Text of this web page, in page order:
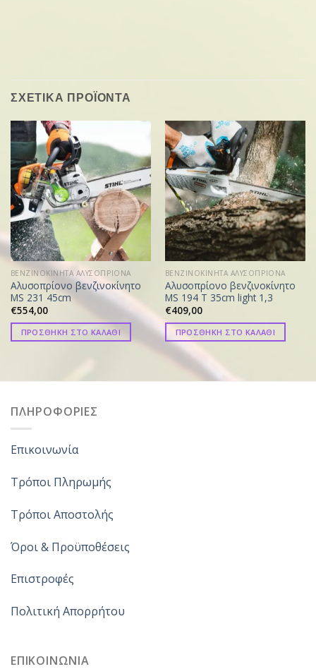
ΣΧΕΤΙΚΑ ΠΡΟΪΟΝΤΑ
ΒΕΝΖΙΝΟΚΙΝΗΤΑ ΑΛΥΣΟΠΡΙΟΝΑ
Αλυσοπρίονο βενζινοκίνητο
MS 231 45cm
€554,00
ΠΡΟΣΘΗΚΗ ΣΤΟ ΚΑΛΑΘΙ
ΒΕΝΖΙΝΟΚΙΝΗΤΑ ΑΛΥΣΟΠΡΙΟΝΑ
Αλυσοπρίονο βενζινοκίνητο
MS 194 T 35cm light 1,3
€409,00
ΠΡΟΣΘΗΚΗ ΣΤΟ ΚΑΛΑΘΙ
ΠΛΗΡΟΦΟΡΙΕΣ
Επικοινωνία
Τρόποι Πληρωμής
Τρόποι Αποστολής
Όροι & Προϋποθέσεις
Επιστροφές
Πολιτική Απορρήτου
ΕΠΙΚΟΙΝΩΝΙΑ